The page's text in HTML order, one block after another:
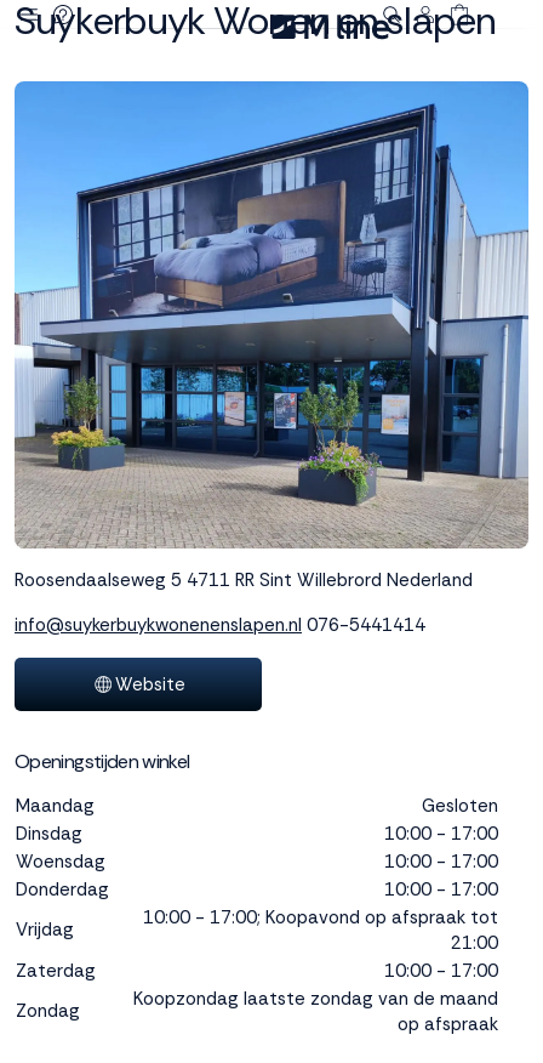
gebruikt
M line plaatst
functionele,
analytische en
marketing cookies.
Dankzij functionele
cookies werkt de
website goed, terwijl
de analytische
cookies ons helpen
om de website te
verbeteren. Via de
marketing cookies
kunnen we jouw
binnen en buiten
onze website te
volgen. Dat doen we
legitiem en belangrijk,
anoniem. Meer
weten? LeesBekijk
alle
lees hier onze privacy
policy
accepteren geef je
toestemming voor
onze marketing
cookies. Kies je voor
Weigeren? Dan
plaatsen we alleen
functionele en
Suykerbuyk Wonen en slapen
Roosendaalseweg 5 4711 RR Sint Willebrord Nederland
info@suykerbuykwonenenslapen.nl 076-5441414
Website
Openingstijden winkel
Maandag
Gesloten
Dinsdag
10:00 - 17:00
Woensdag
10:00 - 17:00
Donderdag
10:00 - 17:00
Vrijdag
10:00 - 17:00; Koopavond op afspraak tot
21:00
Zaterdag
10:00 - 17:00
Zondag
Koopzondag laatste zondag van de maand
op afspraak